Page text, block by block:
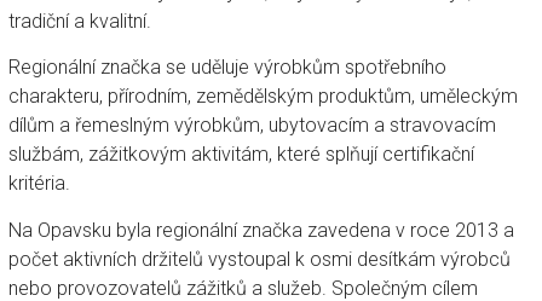
tradiční a kvalitní.
Regionální značka se uděluje výrobkům spotřebního
charakteru, přírodním, zemědělským produktům, uměleckým
dílům a řemeslným výrobkům, ubytovacím a stravovacím
službám, zážitkovým aktivitám, které splňují certifikační
kritéria.
Na Opavsku byla regionální značka zavedena v roce 2013 a
počet aktivních držitelů vystoupal k osmi desítkám výrobců
nebo provozovatelů zážitků a služeb. Společným cílem